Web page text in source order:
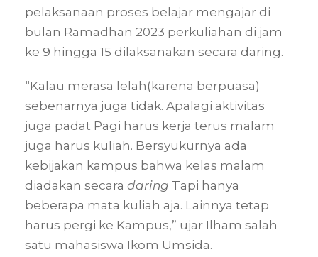
pelaksanaan proses belajar mengajar di
bulan Ramadhan 2023 perkuliahan di jam
ke 9 hingga 15 dilaksanakan secara daring.
“Kalau merasa lelah(karena berpuasa)
sebenarnya juga tidak. Apalagi aktivitas
juga padat Pagi harus kerja terus malam
juga harus kuliah. Bersyukurnya ada
kebijakan kampus bahwa kelas malam
diadakan secara daring Tapi hanya
beberapa mata kuliah aja. Lainnya tetap
harus pergi ke Kampus,” ujar Ilham salah
satu mahasiswa Ikom Umsida.